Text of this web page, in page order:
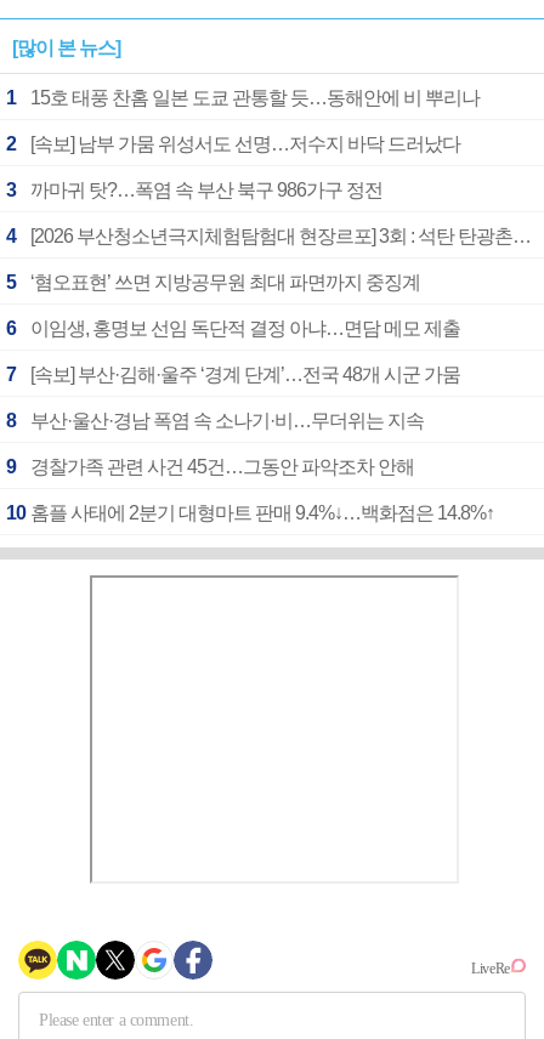
[많이 본 뉴스]
1 15호 태풍 찬홈 일본 도쿄 관통할 듯…동해안에 비 뿌리나
2 [속보] 남부 가뭄 위성서도 선명…저수지 바닥 드러났다
3 까마귀 탓?…폭염 속 부산 북구 986가구 정전
4 [2026 부산청소년극지체험탐험대 현장르포] 3회 : 석탄 탄광촌에서 북극 연구의 중심지로
5 ‘혐오표현’ 쓰면 지방공무원 최대 파면까지 중징계
6 이임생, 홍명보 선임 독단적 결정 아냐…면담 메모 제출
7 [속보] 부산·김해·울주 ‘경계 단계’…전국 48개 시군 가뭄
8 부산·울산·경남 폭염 속 소나기·비…무더위는 지속
9 경찰가족 관련 사건 45건…그동안 파악조차 안해
10 홈플 사태에 2분기 대형마트 판매 9.4%↓…백화점은 14.8%↑